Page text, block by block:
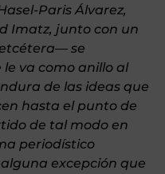
Paris Álvarez,
Imatz, junto con un
se
le va como anillo al
de las ideas que
hasta el punto de
de tal modo en
periodístico
excepción que